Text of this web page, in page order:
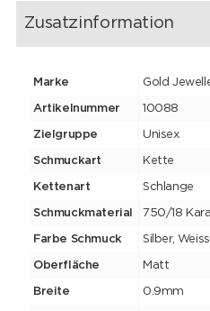
Zusatzinformation
Marke Gold
Artikelnummer 10088
Zielgruppe Unisex
Schmuckart Kette
Kettenart Schlange
Schmuckmaterial 750/18
Farbe Schmuck Silber, Weiss
Oberfläche Matt
Breite 0.9mm